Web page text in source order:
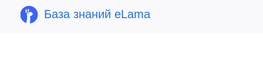
База знаний eLama